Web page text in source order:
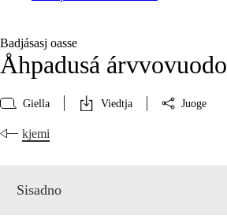
Badjásasj oasse
Åhpadusá árvvovuodo
Giella Viedtja Juoge
kjemi
Sisadno